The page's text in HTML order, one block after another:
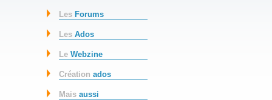
Les Forums
LesAdos
LeWebzine
Créationados
Maisaussi